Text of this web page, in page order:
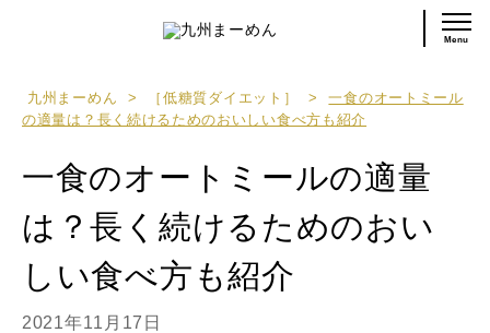
Menu
九州まーめん > ［低糖質ダイエット］ >
一食のオートミール
の適量は？長く続けるためのおいしい食べ方も紹介
一食のオートミールの適量
は？長く続けるためのおい
しい食べ方も紹介
2021年11月17日